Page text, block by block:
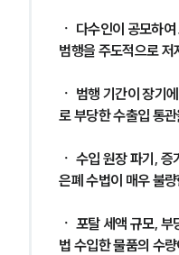
ㆍ 다수인이 공모하
범행을 주도적으로 저
ㆍ 범행 기간이 장기
로 부당한 수출입 통
ㆍ 수입 원장 파기,
은폐 수법이 매우 불
ㆍ 포탈 세액 규모,
법 수입한 물품의 수